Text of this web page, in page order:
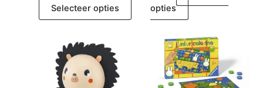
Selecteer opties
opties